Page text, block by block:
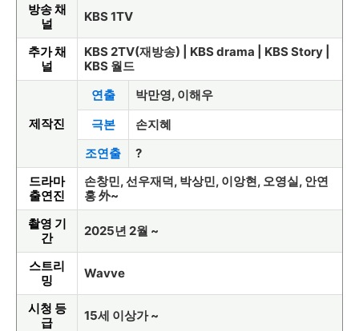
방송 채
널
KBS 1TV
추가 채
널
KBS 2TV(재방송) | KBS drama | KBS Story |
KBS 월드
제작진
연출
박만영, 이해우
극본
손지혜
조연출
?
드라마
출연진
손창민, 선우재덕, 박상민, 이앙현, 오영실, 안연
홍 外~
촬영 기
간
2025년 2월 ~
스트리
밍
Wavve
시청 등
급
15세 이상가 ~